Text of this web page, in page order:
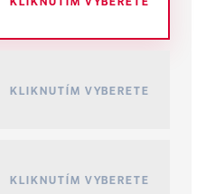
KLIKNUTÍM VYBERETE
KLIKNUTÍM VYBERETE